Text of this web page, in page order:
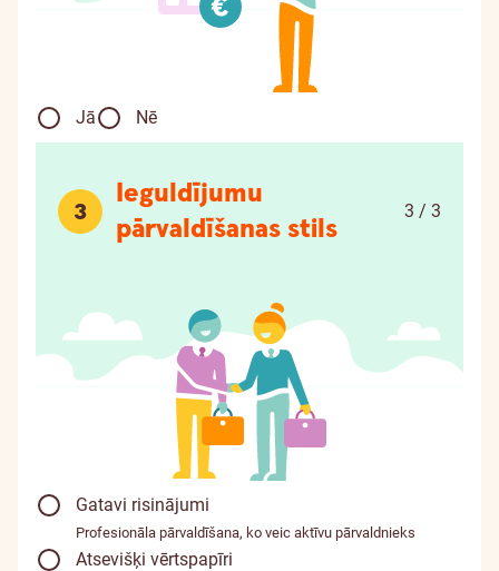
Jā Nē
3
Ieguldījumu
pārvaldīšanas stils
3 / 3
Gatavi risinājumi
Profesionāla pārvaldīšana, ko veic aktīvu pārvaldnieks
Atsevišķi vērtspapīri